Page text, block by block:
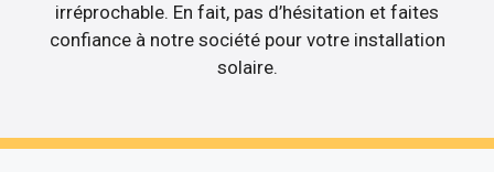
irréprochable. En fait, pas d’hésitation et faites
confiance à notre société pour votre installation
solaire.